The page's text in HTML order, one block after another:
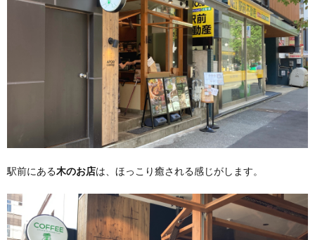
駅前にある木のお店は、ほっこり癒される感じがします。